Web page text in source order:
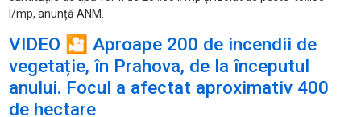
l/mp, anunță ANM.
VIDEO 🎦 Aproape 200 de incendii de
vegetație, în Prahova, de la începutul
anului. Focul a afectat aproximativ 400
de hectare